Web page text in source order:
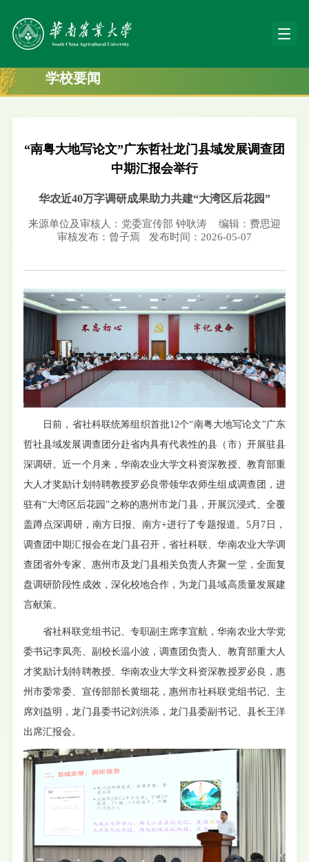
学校要闻
“南粤大地写论文”广东哲社龙门县域发展调查团
中期汇报会举行
华农近40万字调研成果助力共建“大湾区后花园”
来源单位及审核人：党委宣传部 钟耿涛
编辑：费思迎
审核发布：曾子焉
发布时间：2026-05-07
日前，省社科联统筹组织首批12个“南粤大地写论文”广东
哲社县域发展调查团分赴省内具有代表性的县（市）开展驻县
深调研。近一个月来，华南农业大学文科资深教授、教育部重
大人才奖励计划特聘教授罗必良带领华农师生组成调查团， 进
驻有“大湾区后花园”之称的惠州市龙门县，开展沉浸式、全覆
盖蹲点深调研，南方日报、南方+进行了专题报道。 5月7日，
调查团中期汇报会在龙门县召开，省社科联、华南农业大学调
查团省外专家、惠州市及龙门县相关负责人齐聚一堂，全面复
盘调研阶段性成效，深化校地合作，为龙门县域高质量发展建
言献策。
省社科联党组书记、专职副主席李宜航，华南农业大学党
委书记李凤亮、副校长温小波，调查团负责人、教育部重大人
才奖励计划特聘教授、华南农业大学文科资深教授罗必良，惠
州市委常委、宣传部部长黄细花，惠州市社科联党组书记、主
席刘益明，龙门县委书记刘洪添，龙门县委副书记、县长王洋
出席汇报会。